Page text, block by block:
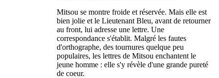
Mitsou se montre froide et réservée. Mais elle est
bien jolie et le Lieutenant Bleu, avant de retourner
au front, lui adresse une lettre. Une
correspondance s'établit. Malgré les fautes
d'orthographe, des tournures quelque peu
populaires, les lettres de Mitsou enchantent le
jeune homme : elle s'y révèle d'une grande pureté
de coeur.